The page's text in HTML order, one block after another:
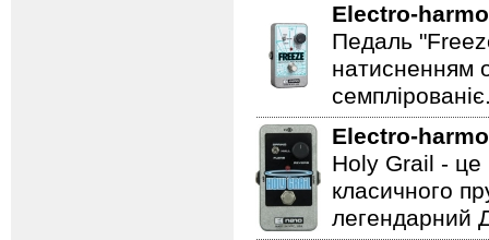
Electro-
Педаль
натисненням
Electro-
Holy Grail - це
класичного
легендарний